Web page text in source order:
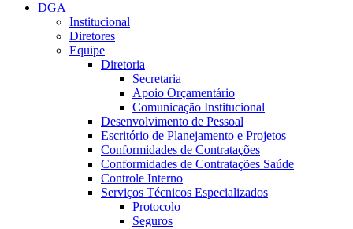
DGA
Institucional
Diretores
Equipe
Diretoria
Secretaria
Apoio Orçamentário
Comunicação Institucional
Desenvolvimento de Pessoal
Escritório de Planejamento e Projetos
Conformidades de Contratações
Conformidades de Contratações Saúde
Controle Interno
Serviços Técnicos Especializados
Protocolo
Seguros